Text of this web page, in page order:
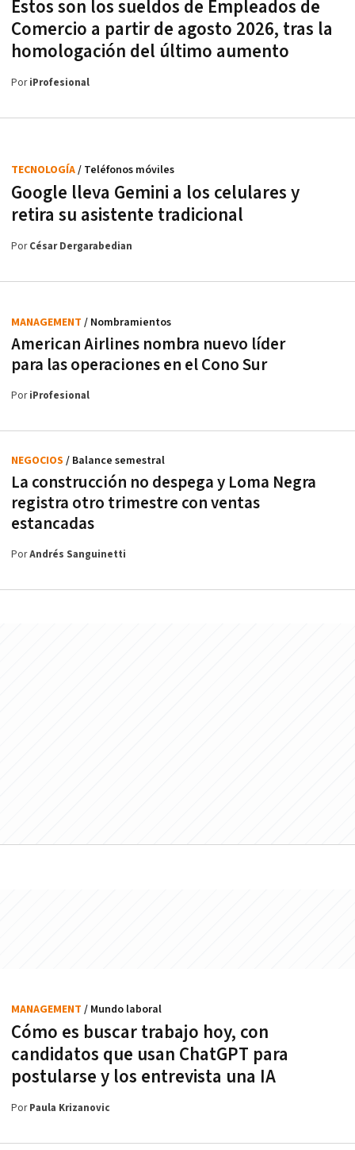
Estos son los sueldos de Empleados de
Comercio a partir de agosto 2026, tras la
homologación del último aumento
PoriProfesional
Google lleva Gemini a los celulares y
retira su asistente tradicional
TECNOLOGÍA/ Teléfonos móviles
PorCésar Dergarabedian
American Airlines nombra nuevo líder
para las operaciones en el Cono Sur
MANAGEMENT / Nombramientos
PoriProfesional
La construcción no despega y Loma Negra
registra otro trimestre con ventas
estancadas
NEGOCIOS / Balance semestral
PorAndrés Sanguinetti
Cómo es buscar trabajo hoy, con
candidatos que usan ChatGPT para
postularse y los entrevista una IA
MANAGEMENT / Mundo laboral
PorPaula Krizanovic